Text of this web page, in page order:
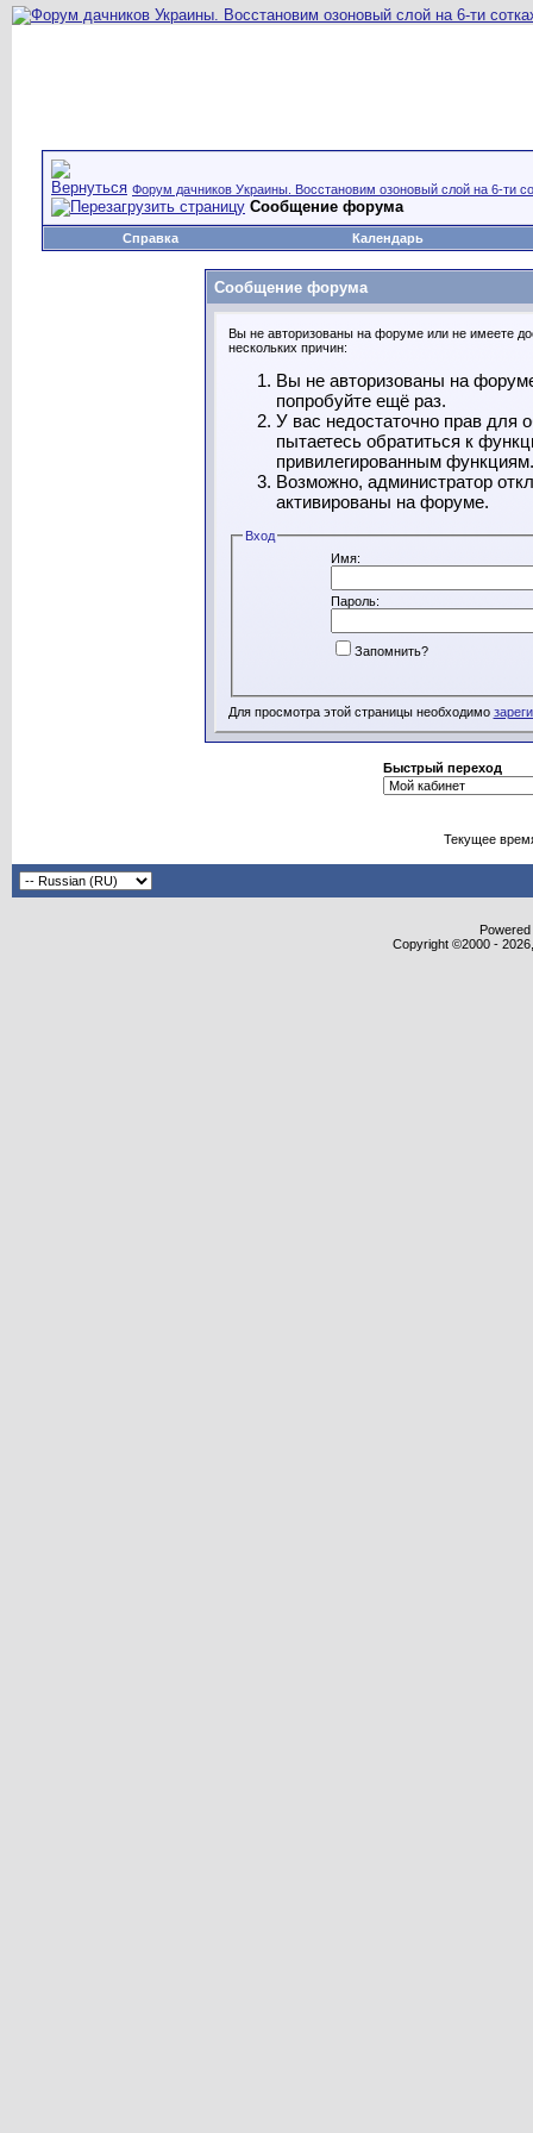
Форум дачников Украины. Восстановим озоновый слой на 6-ти
Сообщение форума
Справка Календарь
Сообщение форума
Вы не авторизованы на форуме или не имеете
нескольких причин:
Вы не авторизованы на
попробуйте ещё раз.
У вас недостаточно прав для
пытаетесь обратиться к
привилегированным функциям.
Возможно, администратор
активированы на форуме.
Вход
Имя:
Пароль:
Запомнить?
Для просмотра этой страницы необходимо
Быстрый переход
Текущее
Copyright ©2000 -